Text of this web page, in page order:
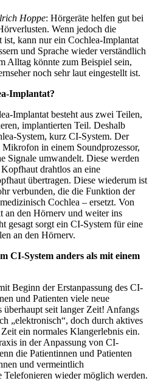
Hoppe: Hörgeräte helfen gut bei
Wenn jedoch die
ist, kann nur ein Cochlea-Implantat
und Sprache wieder verständlich
Alltag könnte zum Beispiel sein,
noch sehr laut eingestellt ist.
Implantat?
Implantat besteht aus zwei Teilen,
implantierten Teil. Deshalb
System, kurz CI-System. Der
Mikrofon in einem Soundprozessor,
Signale umwandelt. Diese werden
drahtlos an eine
übertragen. Diese wiederum ist
verbunden, die die Funktion der
Cochlea – ersetzt. Von
an den Hörnerv und weiter ins
gesagt sorgt ein CI-System für eine
an den Hörnerv.
CI-System anders als mit einem
Beginn der Erstanpassung des CI-
und Patienten viele neue
seit langer Zeit! Anfangs
„elektronisch“, doch durch aktives
ein normales Klangerlebnis ein.
in der Anpassung von CI-
die Patientinnen und Patienten
und vermeintlich
Telefonieren wieder möglich werden.